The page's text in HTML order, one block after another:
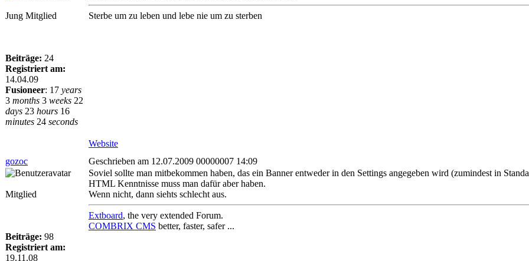
Jung Mitglied
Beiträge: 24
Registriert am:
14.04.09
Fusioneer: 17 years
3 months 3 weeks 22
days 23 hours 16
minutes 24 seconds
Sterbe um zu leben und lebe nie um zu sterben
Website
gozoc
Geschrieben am 12.07.2009 00000007 14:09
Mitglied
Beiträge: 98
Registriert am:
19.11.08
Soviel sollte man mitbekommen haben, das ein Banner entweder in den Settings angegeben wird (zumindest in
HTML Kenntnisse muss man dafür aber haben.
Wenn nicht, dann siehts schlecht aus.
Extboard, the very extended Forum.
COMBRIX CMS better, faster, safer ...